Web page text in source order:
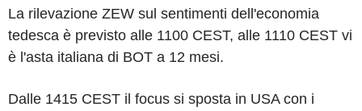
La rilevazione ZEW sul sentimenti dell'economia
tedesca è previsto alle 1100 CEST, alle 1110 CEST vi
è l'asta italiana di BOT a 12 mesi.
Dalle 1415 CEST il focus si sposta in USA con i